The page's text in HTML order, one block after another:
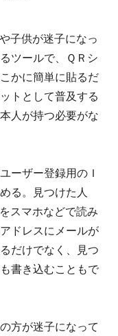
子供が迷子になっ
ツールで、ＱＲシ
かに簡単に貼るだ
トとして普及する
人が持つ必要がな
ーザー登録用のＩ
る。見つけた人
スマホなどで読み
ドレスにメールが
だけでなく、見つ
書き込むこともで
方が迷子になって